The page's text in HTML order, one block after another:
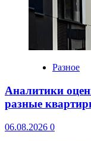
Разное
Аналитики
разные
06.08.2026 0